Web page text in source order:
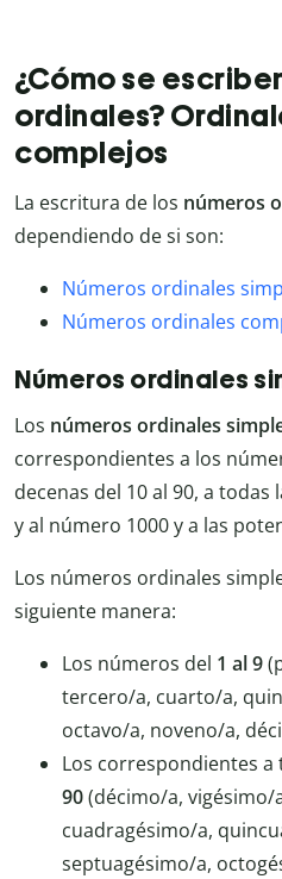
¿Cómo se
ordinales?
complejos
La escritura de los números
dependiendo de si son:
Números ordinales
Números ordinales
Números ordinales
Los números ordinales
correspondientes a los
decenas del 10 al 90, a todas
y al número 1000 y a las
Los números ordinales
siguiente manera:
Los números del 1 al 9
tercero/a, cuarto/a,
octavo/a, noveno/a,
Los correspondientes a
90(décimo/a, vigésimo/
cuadragésimo/a,
septuagésimo/a,